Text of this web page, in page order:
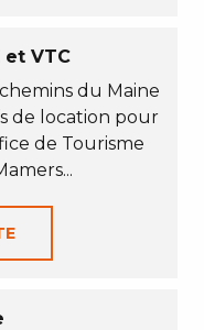
et VTC
du Maine
de location pour
de Tourisme